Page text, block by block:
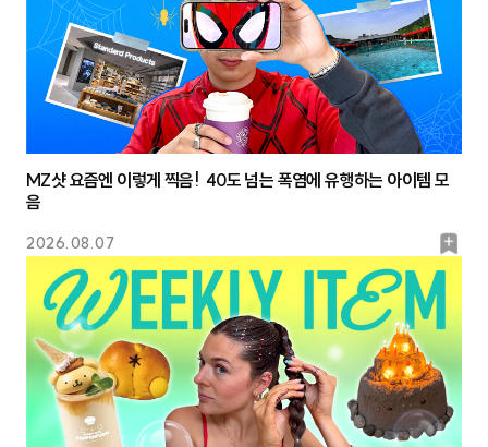
2026.08.07
북
마
크
MZ샷 요즘엔 이렇게 찍음! 40도 넘는 폭염에 유행하는 아이템 모
음